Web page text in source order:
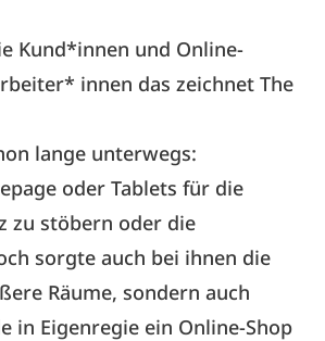
Kund*innen und Online-
innen das zeichnet The
lange unterwegs:
oder Tablets für die
zu stöbern oder die
sorgte auch bei ihnen die
Räume, sondern auch
in Eigenregie ein Online-Shop